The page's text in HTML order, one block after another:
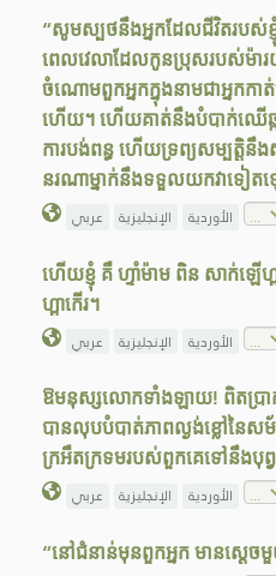
“សូមស្បថនឹងអ្នកដែលជីវិតរបស់ខ្
ពេលវេលាដែលកូនប្រុសរបស់ម៉ា
ចំណោមពួកអ្នកក្នុងនាមជាអ្នក
ហើយ។ ហើយគាត់នឹងបំបាក់ឈើឆ្
ការបង់ពន្ធ ហើយទ្រព្យសម្បត្តិ
នរណាម្នាក់នឹងទទួលយកវាទៀត
عربي الإنجليزية الأوردية
ហើយខ្ញុំ គឺ ហ្ទាំម៉ាម ពិន សាក់ឡើហ្
ហ្ពាកើរ។
عربي الإنجليزية الأوردية
ឱមនុស្សលោកទាំងឡាយ! ពិតប្រ
បានលុបបំបាត់ភាពល្ងង់ខ្លៅនៃស
ក្រអឺតក្រទមរបស់ពួកគេទៅនឹងបុ
عربي الإنجليزية الأوردية
“នៅជំនាន់មុនពួកអ្នក មានស្តេចមួ